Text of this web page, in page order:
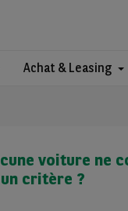
Achat & Leasing
voiture ne
critère ?